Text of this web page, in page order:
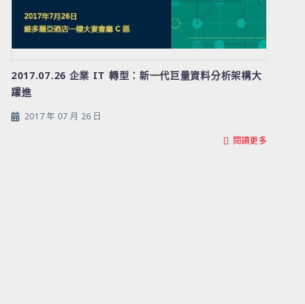
2017.07.26 企業 IT 轉型：新一代巨量資料分析架構大
躍進
2017 年 07 月 26 日
閱讀更多